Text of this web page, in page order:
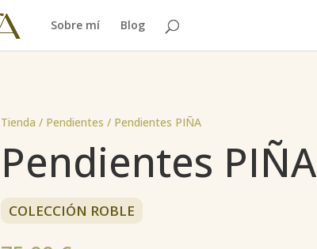
Sobre mí Blog
Tienda / Pendientes / Pendientes PIÑA
Pendientes PIÑA
COLECCIÓN ROBLE